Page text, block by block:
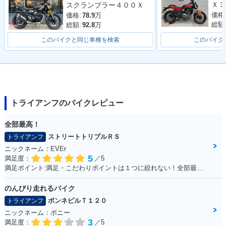
スクランブラー４００Ｘ
価格: 78.9万
総額: 92.8万
このバイクと同じ車種を検索
Ｘ
価格:
総額:
このバイク
トライアンフのバイクレビュー
全部最高！
トライアンフ
ストリートトリプルＲＳ
ニックネーム：EVEr
満足度：
5 ／5
満足ポイント:満足・こだわりポイントは１つに絞れない！全部最高！！
のんびり走れるバイク
トライアンフ
ボンネビルＴ１２０
ニックネーム：ボニー
満足度：
3 ／5